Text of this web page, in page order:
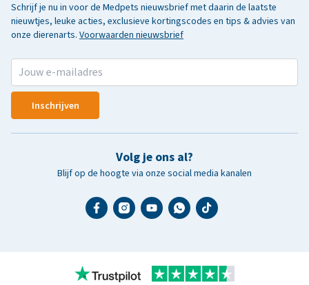
Schrijf je nu in voor de Medpets nieuwsbrief met daarin de laatste
nieuwtjes, leuke acties, exclusieve kortingscodes en tips & advies van
onze dierenarts. Voorwaarden nieuwsbrief
Inschrijven
Volg je ons al?
Blijf op de hoogte via onze social media kanalen